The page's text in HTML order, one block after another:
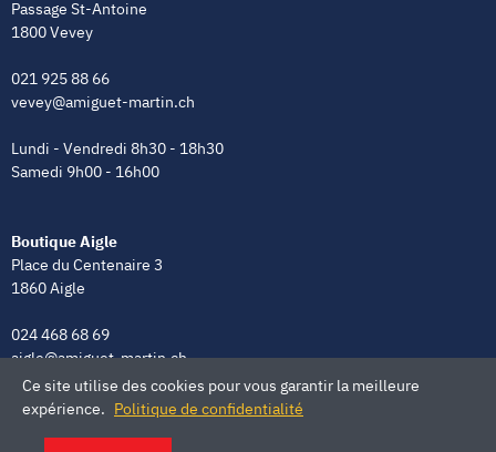
Passage St-Antoine
1800 Vevey
021 925 88 66
vevey@amiguet-martin.ch
Lundi - Vendredi 8h30 - 18h30
Samedi 9h00 - 16h00
Boutique Aigle
Place du Centenaire 3
1860 Aigle
024 468 68 69
aigle@amiguet-martin.ch
Lundi - Vendredi 8h00 - 12h00 | 13h30 - 18h30
Ce site utilise des cookies pour vous garantir la meilleure
expérience. Politique de confidentialité